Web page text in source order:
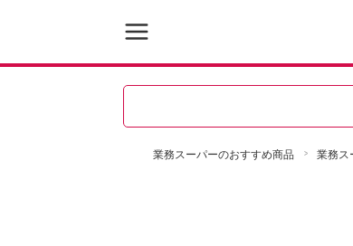
業務スーパーのおすすめ商品 業務ス